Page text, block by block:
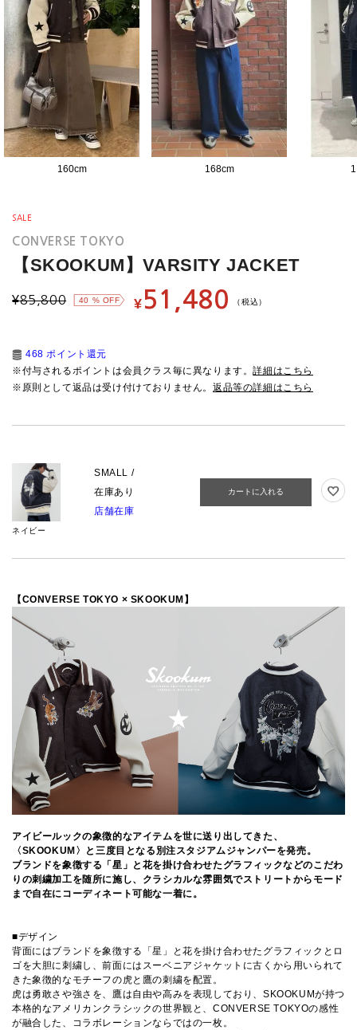
160cm 168cm
SALE
CONVERSE TOKYO
【SKOOKUM】VARSITY JACKET
¥85,800 40 % OFF ¥ 51,480 （税込）
468 ポイント還元
※付与されるポイントは会員クラス毎に異なります。詳細はこちら
※原則として返品は受け付けておりません。 返品等の詳細はこちら
ネイビー
SMALL /
在庫あり
店舗在庫
カートに入れる
【CONVERSE TOKYO × SKOOKUM】
アイビールックの象徴的なアイテムを世に送り出してきた、
〈SKOOKUM〉と三度目となる別注スタジアムジャンパーを発売。
ブランドを象徴する「星」と花を掛け合わせたグラフィックなどのこだわ
りの刺繍加工を随所に施し、クラシカルな雰囲気でストリートからモード
まで自在にコーディネート可能な一着に。
■デザイン
背面にはブランドを象徴する「星」と花を掛け合わせたグラフィックとロ
ゴを大胆に刺繍し、前面にはスーベニアジャケットに古くから用いられて
きた象徴的なモチーフの虎と鷹の刺繍を配置。
虎は勇敢さや強さを、鷹は自由や高みを表現しており、SKOOKUMが持つ
本格的なアメリカンクラシックの世界観と、CONVERSE TOKYOの感性
が融合した、コラボレーションならではの一枚。